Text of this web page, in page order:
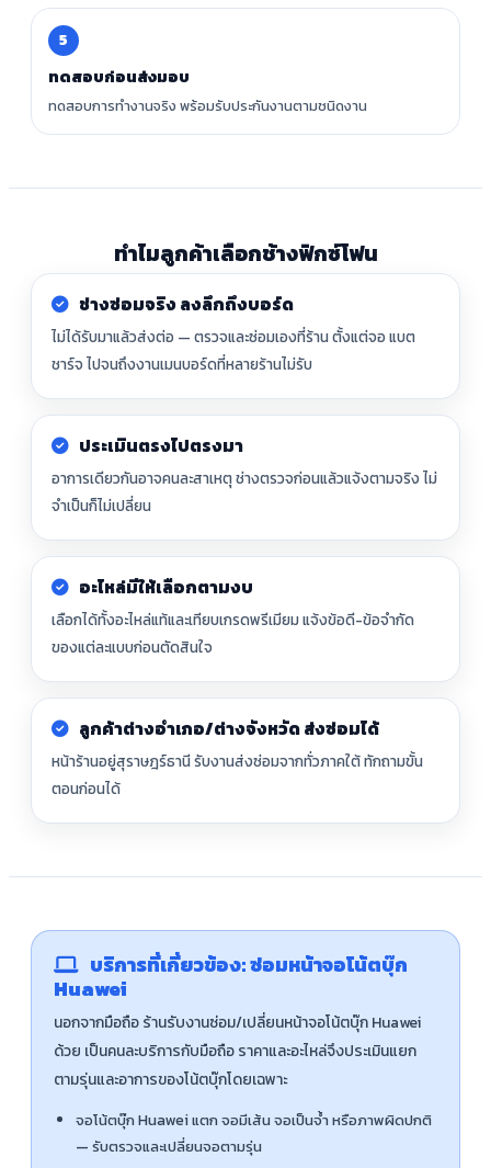
5
ทดสอบก่อนส่งมอบ
ทดสอบการทำงานจริง พร้อมรับประกันงานตามชนิดงาน
ทำไมลูกค้าเลือกช้างฟิกซ์โฟน
ช่างซ่อมจริง ลงลึกถึงบอร์ด
ไม่ได้รับมาแล้วส่งต่อ — ตรวจและซ่อมเองที่ร้าน ตั้งแต่จอ แบต
ชาร์จ ไปจนถึงงานเมนบอร์ดที่หลายร้านไม่รับ
ประเมินตรงไปตรงมา
อาการเดียวกันอาจคนละสาเหตุ ช่างตรวจก่อนแล้วแจ้งตามจริง ไม่
จำเป็นก็ไม่เปลี่ยน
อะไหล่มีให้เลือกตามงบ
เลือกได้ทั้งอะไหล่แท้และเทียบเกรดพรีเมียม แจ้งข้อดี-ข้อจำกัด
ของแต่ละแบบก่อนตัดสินใจ
ลูกค้าต่างอำเภอ/ต่างจังหวัด ส่งซ่อมได้
หน้าร้านอยู่สุราษฎร์ธานี รับงานส่งซ่อมจากทั่วภาคใต้ ทักถามขั้น
ตอนก่อนได้
บริการที่เกี่ยวข้อง: ซ่อมหน้าจอโน้ตบุ๊ก
Huawei
นอกจากมือถือ ร้านรับงานซ่อม/เปลี่ยนหน้าจอโน้ตบุ๊ก Huawei
ด้วย เป็นคนละบริการกับมือถือ ราคาและอะไหล่จึงประเมินแยก
ตามรุ่นและอาการของโน้ตบุ๊กโดยเฉพาะ
จอโน้ตบุ๊ก Huawei แตก จอมีเส้น จอเป็นจ้ำ หรือภาพผิดปกติ
— รับตรวจและเปลี่ยนจอตามรุ่น